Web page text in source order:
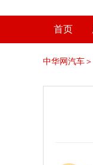
首页
中华网汽车＞